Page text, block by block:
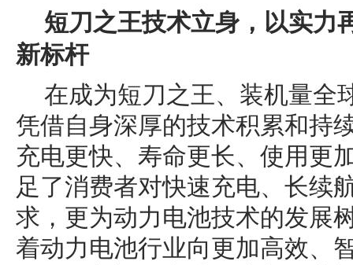
短刀之王技术立身，以实力
新标杆
在成为短刀之王、装机量全
凭借自身深厚的技术积累和持
充电更快、寿命更长、使用更
足了消费者对快速充电、长续
求，更为动力电池技术的发展
着动力电池行业向更加高效、